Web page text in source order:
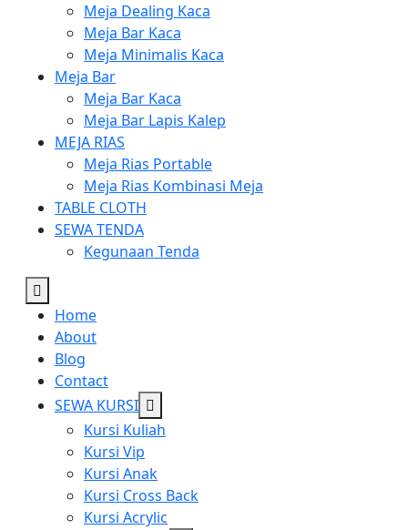
Meja Dealing Kaca
Meja Bar Kaca
Meja Minimalis Kaca
Meja Bar
Meja Bar Kaca
Meja Bar Lapis Kalep
MEJA RIAS
Meja Rias Portable
Meja Rias Kombinasi Meja
TABLE CLOTH
SEWA TENDA
Kegunaan Tenda
Home
About
Blog
Contact
SEWA KURSI Show
sub
Kursi Kuliah
Kursi Vip
Kursi Anak
Kursi Cross Back
Kursi Acrylic